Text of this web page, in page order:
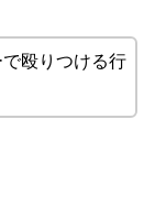
殴りつける行